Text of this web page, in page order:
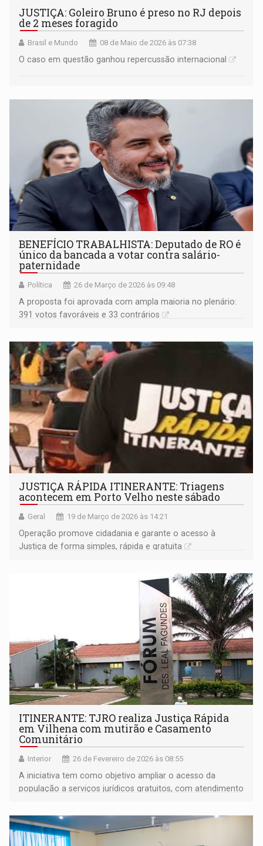
JUSTIÇA: Goleiro Bruno é preso no RJ depois
de 2 meses foragido
Brasil e Mundo 08 de Maio de 2026 às 07:38
O caso em questão ganhou repercussão internacional
BENEFÍCIO TRABALHISTA: Deputado de RO é
único da bancada a votar contra salário-
paternidade
Política 26 de Março de 2026 às 09:48
A proposta foi aprovada com ampla maioria no plenário:
391 votos favoráveis e 33 contrários
JUSTIÇA RÁPIDA ITINERANTE: Triagens
acontecem em Porto Velho neste sábado
Geral 19 de Março de 2026 às 14:21
Operação promove cidadania e garante o acesso à
Justiça de forma simples, rápida e gratuita
ITINERANTE: TJRO realiza Justiça Rápida
em Vilhena com mutirão e Casamento
Comunitário
Interior 26 de Fevereiro de 2026 às 08:55
A iniciativa tem como objetivo ampliar o acesso da
população a serviços jurídicos gratuitos, com atendimento